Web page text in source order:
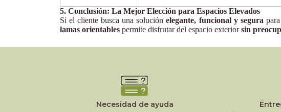
5. Conclusión: La Mejor Elección para Espacios Elevados
Si el cliente busca una soluciónelegante, funcional y segura
lamas orientables permite disfrutar del espacio exteriorsin
Necesidad de ayuda